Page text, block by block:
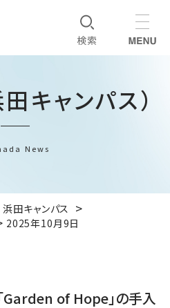
キャンパス）
News
浜田キャンパス
2025年10月9日
Garden of Hope」の手入